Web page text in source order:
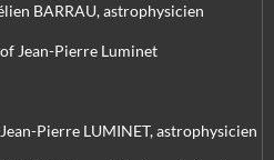
BARRAU, astrophysicien
Jean-Pierre Luminet
Pierre LUMINET, astrophysicien